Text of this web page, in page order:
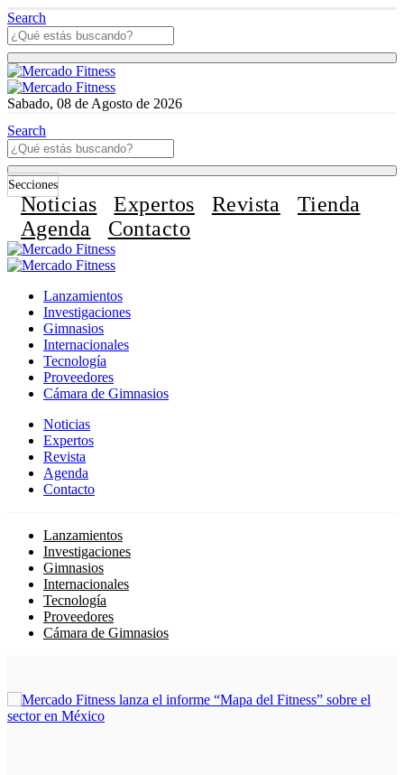
Search
Sabado, 08 de Agosto de 2026
Search
Secciones
Noticias Expertos Revista
Tienda
Agenda
Contacto
Lanzamientos
Investigaciones
Gimnasios
Internacionales
Tecnología
Proveedores
Cámara de Gimnasios
Noticias
Expertos
Revista
Agenda
Contacto
Lanzamientos
Investigaciones
Gimnasios
Internacionales
Tecnología
Proveedores
Cámara de Gimnasios